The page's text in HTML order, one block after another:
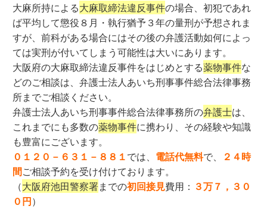
大麻所持による大麻取締法違反事件の場合、初犯であれ
ば平均して懲役８月・執行猶予３年の量刑が予想されま
すが、前科がある場合にはその後の弁護活動如何によっ
ては実刑が付いてしまう可能性は大いにあります。
大阪府の大麻取締法違反事件をはじめとする薬物事件な
どのご相談は、弁護士法人あいち刑事事件総合法律事務
所までご相談ください。
弁護士法人あいち刑事事件総合法律事務所の弁護士は、
これまでにも多数の薬物事件に携わり、その経験や知識
も豊富にございます。
０１２０－６３１－８８１では、 電話代無料で、
２４時
間ご相談予約を受け付けております。
（大阪府池田警察署までの初回接見費用： ３万７，３０
０円）